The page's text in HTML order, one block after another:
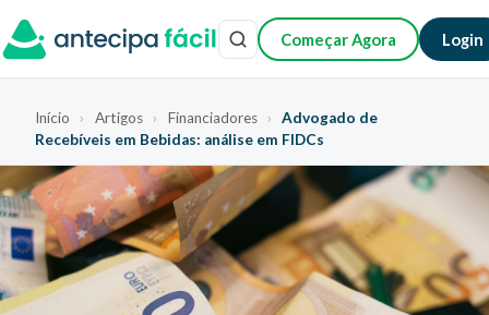
Começar Agora Login
Início › Artigos › Financiadores ›
Advogado de
Recebíveis em Bebidas: análise em FIDCs